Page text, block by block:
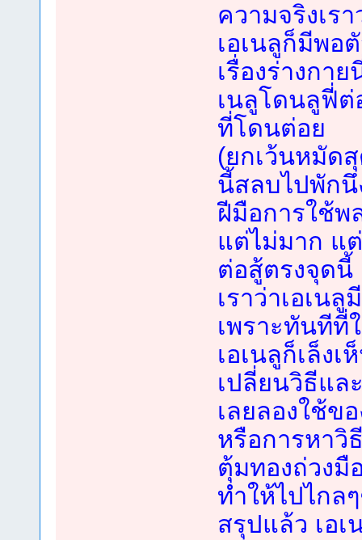
ความจริงเร
เอเนลูก็มีพอ
เรื่องร่างกา
เนลูโดนลูฟี่
ที่โดนต่อย
(ยกเว้นหมัด
นี้สลบไปพักนึ
ฝีมือการใช้พ
แต่ไม่มาก แ
ต่อสู้ตรงจุดนี้
เราว่าเอเน
เพราะทันทีที่
เอเนลูก็เล็ง
เปลี่ยนวิธีแล
เลยลองใช้ข
หรือการหาวิ
ตุ้มทองถ่วงมื
ทำให้ไปไกล
สรุปแล้ว เอ